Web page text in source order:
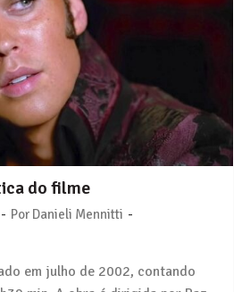
do filme
- Por Danieli Mennitti -
em julho de 2002, contando